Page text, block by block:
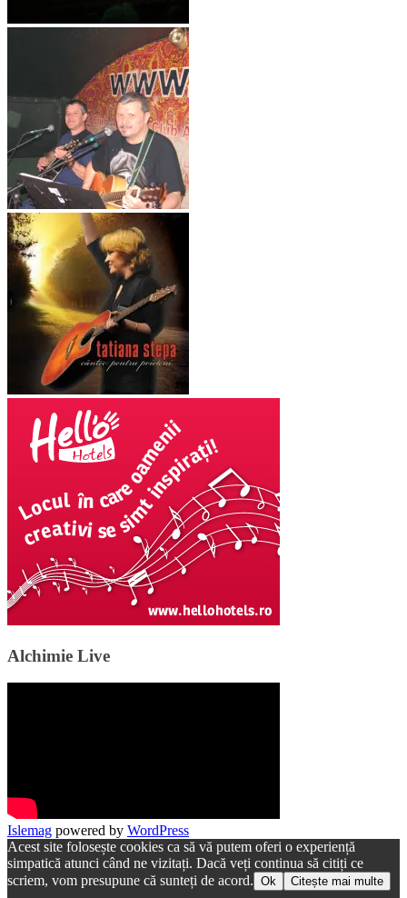
Alchimie Live
Islemag powered by WordPress
Acest site folosește cookies ca să vă putem oferi o experiență
simpatică atunci când ne vizitați. Dacă veți continua să citiți ce
scriem, vom presupune că sunteți de acord. Ok Citește mai multe